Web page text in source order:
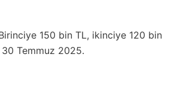
150 bin TL, ikinciye 120 bin
Temmuz 2025.